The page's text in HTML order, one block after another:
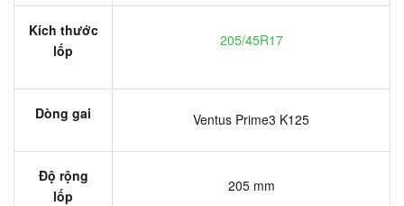
Kích thước
lốp
205/45R17
Dòng gai Ventus Prime3 K125
Độ rộng
lốp
205 mm